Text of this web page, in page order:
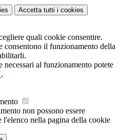
Accetta tutti i cookies
quali cookie consentire.
consentono il funzionamento della
al funzionamento potete
.
non possono essere
nella pagina della cookie